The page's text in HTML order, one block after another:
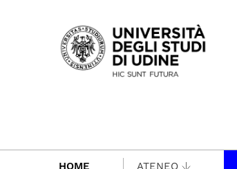
Passa al contenuto principale
HOME ATENEO